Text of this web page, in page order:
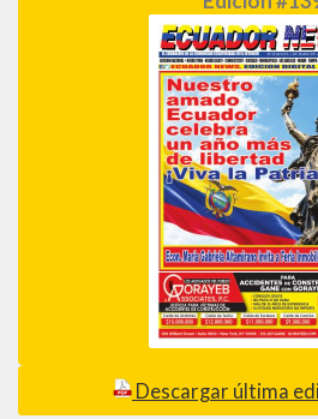
Descargar última